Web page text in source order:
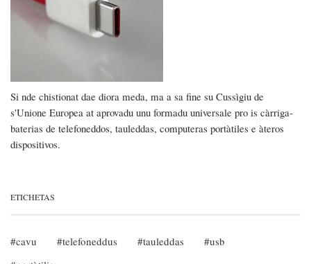
Si nde chistionat dae diora meda, ma a sa fine su Cussìgiu de
s'Unione Europea at aprovadu unu formadu universale pro is càrriga-
baterias de telefoneddos, tauleddas, computeras portàtiles e àteros
dispositivos.
ETICHETAS
cavu telefoneddus tauleddas
usb